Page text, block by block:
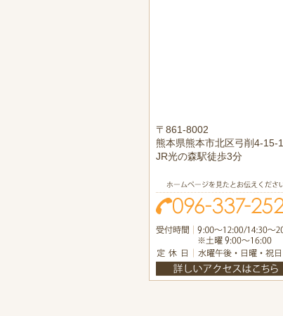
〒861-8002
熊本県熊本市北区弓削4-15-1
JR光の森駅徒歩3分